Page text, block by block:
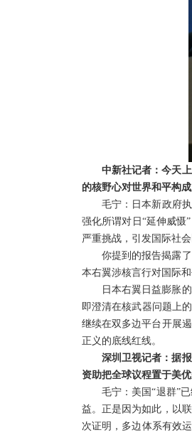
中新社记者：今天
的核野心对世界和平构
毛宁：日本新政府
强化所谓对日“延伸威慑
严重挑战，引发国际社
你提到的报告揭露
本右翼涉核言行对国际
日本右翼日益膨胀
即澄清在核武器问题上
继续在双多边平台开展
正义的底线红线。
深圳卫视记者：据
资助把全球议程置于美
毛宁：美国“退群”
益。正是因为如此，以
次证明，多边体系有效